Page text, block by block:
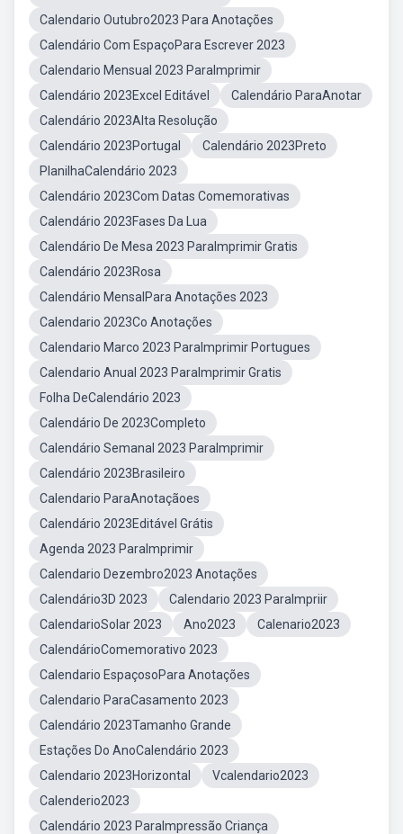
Calendario Outubro2023 Para Anotações
Calendário Com EspaçoPara Escrever 2023
Calendario Mensual 2023 ParaImprimir
Calendário 2023Excel Editável
Calendário ParaAnotar
Calendário 2023Alta Resolução
Calendário 2023Portugal
Calendário 2023Preto
PlanilhaCalendário 2023
Calendário 2023Com Datas Comemorativas
Calendário 2023Fases Da Lua
Calendário De Mesa 2023 ParaImprimir Gratis
Calendário 2023Rosa
Calendário MensalPara Anotações 2023
Calendario 2023Co Anotações
Calendario Marco 2023 ParaImprimir Portugues
Calendario Anual 2023 ParaImprimir Gratis
Folha DeCalendário 2023
Calendário De 2023Completo
Calendário Semanal 2023 ParaImprimir
Calendário 2023Brasileiro
Calendario ParaAnotaçãoes
Calendário 2023Editável Grátis
Agenda 2023 ParaImprimir
Calendario Dezembro2023 Anotações
Calendário3D 2023
Calendario 2023 ParaImpriir
CalendarioSolar 2023
Ano2023
Calenario2023
CalendárioComemorativo 2023
Calendario EspaçosoPara Anotações
Calendario ParaCasamento 2023
Calendário 2023Tamanho Grande
Estações Do AnoCalendário 2023
Calendario 2023Horizontal
Vcalendario2023
Calenderio2023
Calendário 2023 ParaImpressão Criança